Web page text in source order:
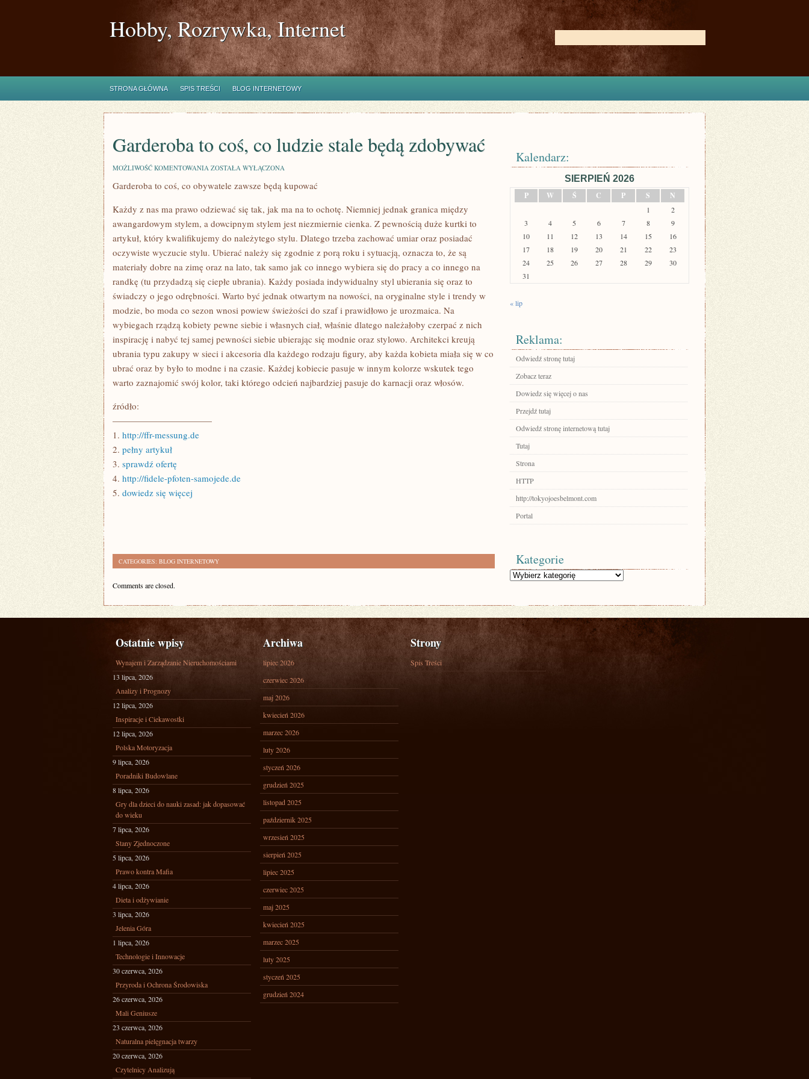
Hobby, Rozrywka, Internet
STRONA GŁÓWNA SPIS TREŚCI BLOG INTERNETOWY
Garderoba to coś, co ludzie stale będą zdobywać
MOŻLIWOŚĆ KOMENTOWANIA GARDEROBA
COŚ,
STALE
BĘDĄ
ZDOBYWAĆ
ZOSTAŁA WYŁĄCZONA
Garderoba to coś, co obywatele zawsze będą kupować
Każdy z nas ma prawo odziewać się tak, jak ma na to ochotę. Niemniej jednak granica między
awangardowym stylem, a dowcipnym stylem jest niezmiernie cienka. Z pewnością duże kurtki to
artykuł, który kwalifikujemy do należytego stylu. Dlatego trzeba zachować umiar oraz posiadać
oczywiste wyczucie stylu. Ubierać należy się zgodnie z porą roku i sytuacją, oznacza to, że są
materiały dobre na zimę oraz na lato, tak samo jak co innego wybiera się do pracy a co innego na
randkę (tu przydadzą się ciepłe ubrania). Każdy posiada indywidualny styl ubierania się oraz to
świadczy o jego odrębności. Warto być jednak otwartym na nowości, na oryginalne style i trendy w
modzie, bo moda co sezon wnosi powiew świeżości do szaf i prawidłowo je urozmaica. Na
wybiegach rządzą kobiety pewne siebie i własnych ciał, właśnie dlatego należałoby czerpać z nich
inspirację i nabyć tej samej pewności siebie ubierając się modnie oraz stylowo. Architekci kreują
ubrania typu zakupy w sieci i akcesoria dla każdego rodzaju figury, aby każda kobieta miała się w co
ubrać oraz by było to modne i na czasie. Każdej kobiecie pasuje w innym kolorze wskutek tego
warto zaznajomić swój kolor, taki którego odcień najbardziej pasuje do karnacji oraz włosów.
źródło:
———————————
1. http://ffr-messung.de
2. pełny artykuł
3. sprawdź ofertę
4. http://fidele-pfoten-samojede.de
5. dowiedz się więcej
CATEGORIES: BLOG INTERNETOWY
Comments are closed.
Kalendarz:
SIERPIEŃ 2026
P
W Ś C P S N
1
2
3
4 5 6 7 8
9
10
11 12 13 14 15
16
17
18 19 20 21 22
23
24
25 26 27 28 29
30
31
« lip
Reklama:
Odwiedź stronę tutaj
Zobacz teraz
Dowiedz się więcej o nas
Przejdź tutaj
Odwiedź stronę internetową tutaj
Tutaj
Strona
HTTP
http://tokyojoesbelmont.com
Portal
Kategorie
Kategorie
Ostatnie wpisy
Wynajem i Zarządzanie Nieruchomościami
13 lipca, 2026
Analizy i Prognozy
12 lipca, 2026
Inspiracje i Ciekawostki
12 lipca, 2026
Polska Motoryzacja
9 lipca, 2026
Poradniki Budowlane
8 lipca, 2026
Gry dla dzieci do nauki zasad: jak dopasować
do wieku
7 lipca, 2026
Stany Zjednoczone
5 lipca, 2026
Prawo kontra Mafia
4 lipca, 2026
Dieta i odżywianie
3 lipca, 2026
Jelenia Góra
1 lipca, 2026
Technologie i Innowacje
30 czerwca, 2026
Przyroda i Ochrona Środowiska
26 czerwca, 2026
Mali Geniusze
23 czerwca, 2026
Naturalna pielęgnacja twarzy
20 czerwca, 2026
Czytelnicy Analizują
Archiwa
lipiec 2026
czerwiec 2026
maj 2026
kwiecień 2026
marzec 2026
luty 2026
styczeń 2026
grudzień 2025
listopad 2025
październik 2025
wrzesień 2025
sierpień 2025
lipiec 2025
czerwiec 2025
maj 2025
kwiecień 2025
marzec 2025
luty 2025
styczeń 2025
grudzień 2024
Strony
Spis Treści